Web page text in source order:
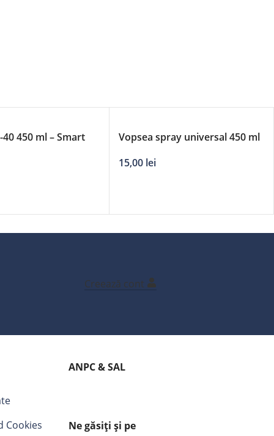
450 ml – Smart
Vopsea spray universal 450 ml
15,00 lei
Creează cont
Cookies
ANPC & SAL
Ne găsiți și pe